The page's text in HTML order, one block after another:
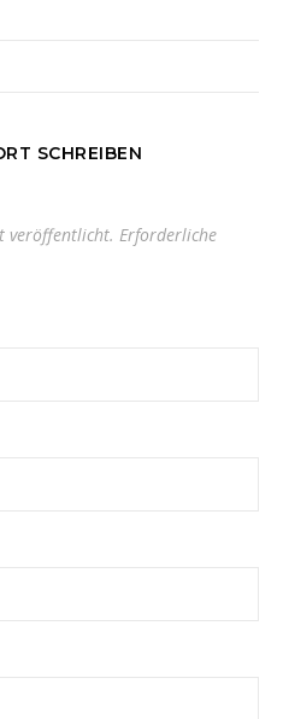
SCHREIBEN
veröffentlicht. Erforderliche